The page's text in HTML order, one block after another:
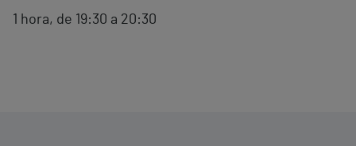
1 hora, de 19:30 a 20:30